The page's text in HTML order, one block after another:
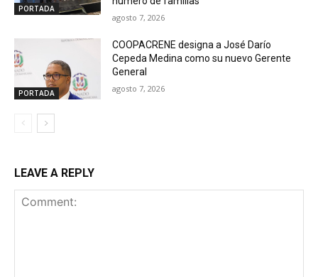
PORTADA
agosto 7, 2026
PORTADA
COOPACRENE designa a José Darío
Cepeda Medina como su nuevo Gerente
General
agosto 7, 2026
LEAVE A REPLY